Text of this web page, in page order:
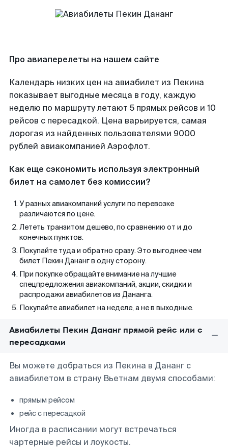
Про авиаперелеты на нашем сайте
Календарь низких цен на авиабилет из Пекина
показывает выгодные месяца в году, каждую
неделю по маршруту летают 5 прямых рейсов и 10
рейсов с пересадкой. Цена варьируется, самая
дорогая из найденных пользователями 9000
рублей авиакомпанией Аэрофлот.
Как еще сэкономить используя электронный
билет на самолет без комиссии?
У разных авиакомпаний услуги по перевозке
различаются по цене.
Лететь транзитом дешево, по сравнению от и до
конечных пунктов.
Покупайте туда и обратно сразу. Это выгоднее чем
билет Пекин Дананг в одну сторону.
При покупке обращайте внимание на лучшие
спецпредложения авиакомпаний, акции, скидки и
распродажи авиабилетов из Дананга.
Покупайте авиабилет на неделе, а не в выходные.
Авиабилеты Пекин Дананг прямой рейс или с
пересадками
Вы можете добраться из Пекина в Дананг с
авиабилетом в страну Вьетнам двумя способами:
прямым рейсом
рейс с пересадкой
Иногда в расписании могут встречаться
чартерные рейсы и лоукосты.